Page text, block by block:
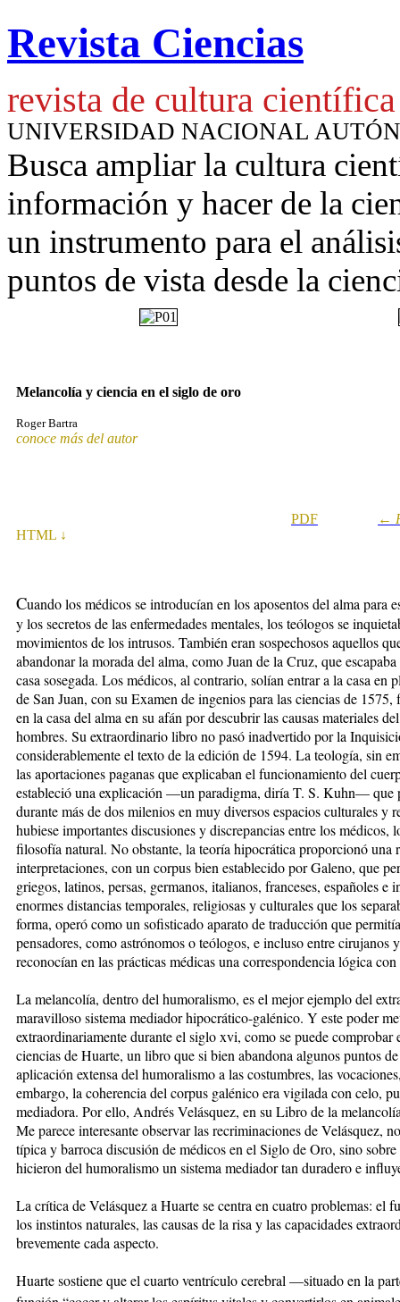
Revista Ciencias
revista de cultura científica
UNIVERSIDAD NACIONAL
Busca ampliar la cultura
información y hacer de la
un instrumento para el
puntos de vista desde la
Melancolía y ciencia en el siglo de oro
Roger Bartra
conoce más del autor
HTML ↓
PDF ←
Cuando los médicos se introducían en los aposentos del alma para
y los secretos de las enfermedades mentales, los teólogos se
movimientos de los intrusos. También eran sospechosos aquellos
abandonar la morada del alma, como Juan de la Cruz, que
casa sosegada. Los médicos, al contrario, solían entrar a la casa
de San Juan, con su Examen de ingenios para las ciencias de
en la casa del alma en su afán por descubrir las causas materiales
hombres. Su extraordinario libro no pasó inadvertido por la
considerablemente el texto de la edición de 1594. La teología, sin
las aportaciones paganas que explicaban el funcionamiento del
estableció una explicación —un paradigma, diría T. S. Kuhn— que
durante más de dos milenios en muy diversos espacios culturales
hubiese importantes discusiones y discrepancias entre los médicos,
filosofía natural. No obstante, la teoría hipocrática proporcionó una
interpretaciones, con un corpus bien establecido por Galeno, que
griegos, latinos, persas, germanos, italianos, franceses, españoles e
enormes distancias temporales, religiosas y culturales que los
forma, operó como un sofisticado aparato de traducción que
pensadores, como astrónomos o teólogos, e incluso entre cirujanos
reconocían en las prácticas médicas una correspondencia lógica
La melancolía, dentro del humoralismo, es el mejor ejemplo del
maravilloso sistema mediador hipocrático-galénico. Y este poder
extraordinariamente durante el siglo xvi, como se puede comprobar
ciencias de Huarte, un libro que si bien abandona algunos puntos
aplicación extensa del humoralismo a las costumbres, las
embargo, la coherencia del corpus galénico era vigilada con celo,
mediadora. Por ello, Andrés Velásquez, en su Libro de la
Me parece interesante observar las recriminaciones de Velásquez,
típica y barroca discusión de médicos en el Siglo de Oro, sino
hicieron del humoralismo un sistema mediador tan duradero e
La crítica de Velásquez a Huarte se centra en cuatro problemas: el
los instintos naturales, las causas de la risa y las capacidades
brevemente cada aspecto.
Huarte sostiene que el cuarto ventrículo cerebral —situado en la